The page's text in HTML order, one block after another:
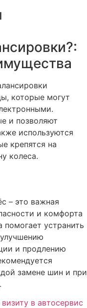
которые могут
и позволяют
используются
крепятся на
колеса.
– это важная
и комфорта
устранить
и продлению
замене шин и при
в автосервис